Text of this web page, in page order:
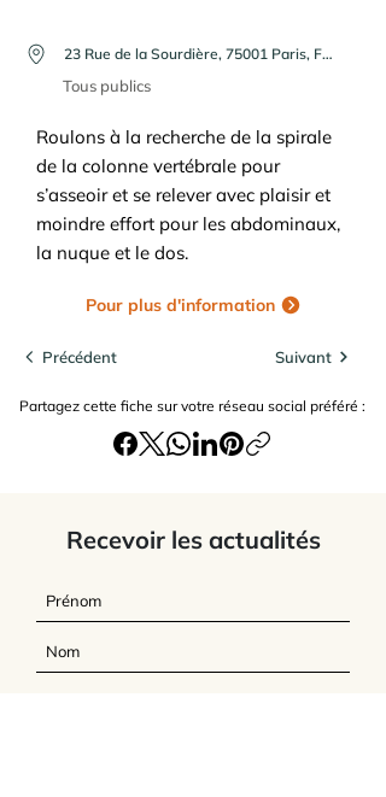
23 Rue de la Sourdière, 75001 Paris, France
Tous publics
Roulons à la recherche de la spirale
de la colonne vertébrale pour
s’asseoir et se relever avec plaisir et
moindre effort pour les abdominaux,
la nuque et le dos.
Pour plus d'information
Précédent Suivant
Partagez cette fiche sur votre réseau social préféré :
Recevoir les actualités